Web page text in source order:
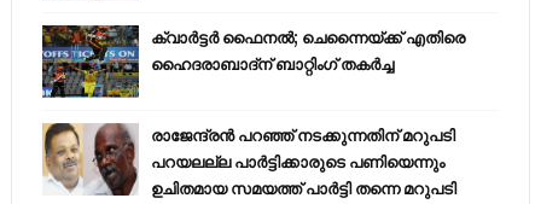
ക്വാർട്ടർ ഫൈനൽ; ചെന്നൈയ്ക്ക് എതിരെ
ഹൈദരാബാദ്ന് ബാറ്റിംഗ് തകർച്ച
രാജേന്ദ്രന്‍ പറഞ്ഞ് നടക്കുന്നതിന് മറുപടി
പറയലല്ല പാര്‍ട്ടിക്കാരുടെ പണിയെന്നും
ഉചിതമായ സമയത്ത് പാര്‍ട്ടി തന്നെ മറുപടി